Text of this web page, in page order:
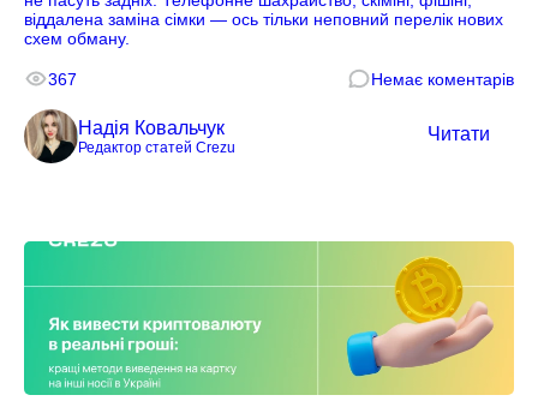
віддалена заміна сімки — ось тільки неповний перелік нових
схем обману.
367 Немає коментарів
Надія Ковальчук
Редактор статей Crezu
Читати